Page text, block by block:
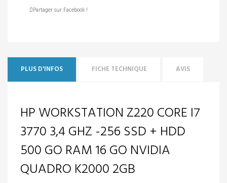
Partager sur Facebook !
PLUS D'INFOS FICHE TECHNIQUE AVIS
HP WORKSTATION Z220 CORE I7
3770 3,4 GHZ -256 SSD + HDD
500 GO RAM 16 GO NVIDIA
QUADRO K2000 2GB